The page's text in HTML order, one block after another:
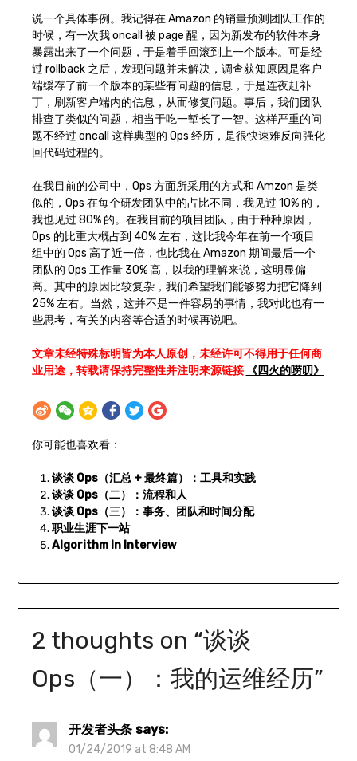
说一个具体事例。我记得在 Amazon 的销量预测团队工作的
时候，有一次我 oncall 被 page 醒，因为新发布的软件本身
暴露出来了一个问题，于是着手回滚到上一个版本。可是经
过 rollback 之后，发现问题并未解决，调查获知原因是客户
端缓存了前一个版本的某些有问题的信息，于是连夜赶补
丁，刷新客户端内的信息，从而修复问题。事后，我们团队
排查了类似的问题，相当于吃一堑长了一智。这样严重的问
题不经过 oncall 这样典型的 Ops 经历，是很快速难反向强化
回代码过程的。
在我目前的公司中，Ops 方面所采用的方式和 Amzon 是类
似的，Ops 在每个研发团队中的占比不同，我见过 10% 的，
我也见过 80% 的。在我目前的项目团队，由于种种原因，
Ops 的比重大概占到 40% 左右，这比我今年在前一个项目
组中的 Ops 高了近一倍，也比我在 Amazon 期间最后一个
团队的 Ops 工作量 30% 高，以我的理解来说，这明显偏
高。其中的原因比较复杂，我们希望我们能够努力把它降到
25% 左右。当然，这并不是一件容易的事情，我对此也有一
些思考，有关的内容等合适的时候再说吧。
文章未经特殊标明皆为本人原创，未经许可不得用于任何商
业用途，转载请保持完整性并注明来源链接
《四火的唠叨》
你可能也喜欢看：
谈谈 Ops（汇总 + 最终篇）：工具和实践
谈谈 Ops（二）：流程和人
谈谈 Ops（三）：事务、团队和时间分配
职业生涯下一站
Algorithm In Interview
2 thoughts on “谈谈
Ops（一）：我的运维经历”
开发者头条 says:
01/24/2019 at 8:48 AM